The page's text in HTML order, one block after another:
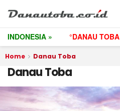
INDONESIA » °DANAU TOBA
Home Danau Toba
Danau Toba